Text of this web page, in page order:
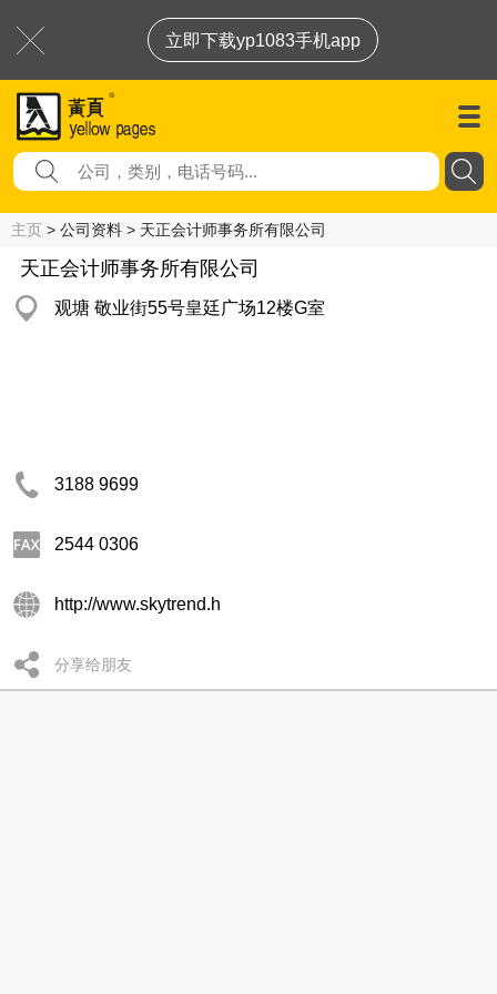
立即下载yp1083手机app
主页 > 公司资料 > 天正会计师事务所有限公司
天正会计师事务所有限公司
观塘 敬业街55号皇廷广场12楼G室
3188 9699
2544 0306
http://www.skytrend.h
分享给朋友